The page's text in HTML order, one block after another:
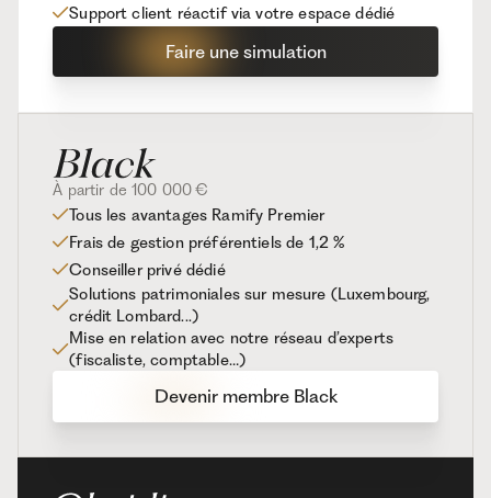
Support client réactif via votre espace dédié
Faire une simulation
À partir de 100 000 €
Tous les avantages Ramify Premier
Frais de gestion préférentiels de 1,2 %
Conseiller privé dédié
Solutions patrimoniales sur mesure (Luxembourg,
crédit Lombard...)
Mise en relation avec notre réseau d’experts
(fiscaliste, comptable…)
Devenir membre Black